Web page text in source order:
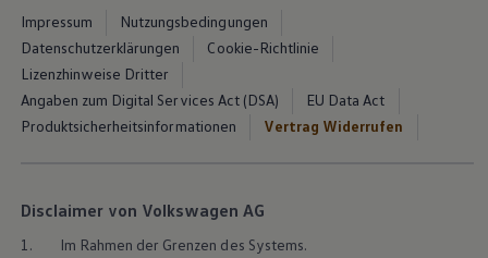
Impressum
Nutzungsbedingungen
Datenschutzerklärungen
Cookie-Richtlinie
Lizenzhinweise Dritter
Angaben zum Digital Services Act (DSA)
EU Data Act
Produktsicherheitsinformationen
Vertrag Widerrufen
Disclaimer von Volkswagen AG
1.
Im Rahmen der Grenzen des Systems.